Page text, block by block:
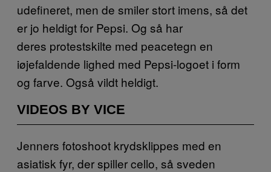
udefineret, men de smiler stort imens, så det
er jo heldigt for Pepsi. Og så har
deres protestskilte med peacetegn en
iøjefaldende lighed med Pepsi-logoet i form
og farve. Også vildt heldigt.
VIDEOS BY VICE
Jenners fotoshoot krydsklippes med en
asiatisk fyr, der spiller cello, så sveden